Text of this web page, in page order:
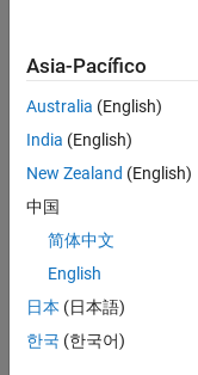
todos
empleos
en su
zona.
Senior
Engineer
Software
Asia-Pacífico
Australia (English)
India (English)
New Zealand (English)
中国
简体中文
English
日本 (日本語)
한국 (한국어)